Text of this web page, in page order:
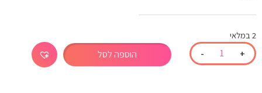
2 במלאי
+
- הוספה לסל